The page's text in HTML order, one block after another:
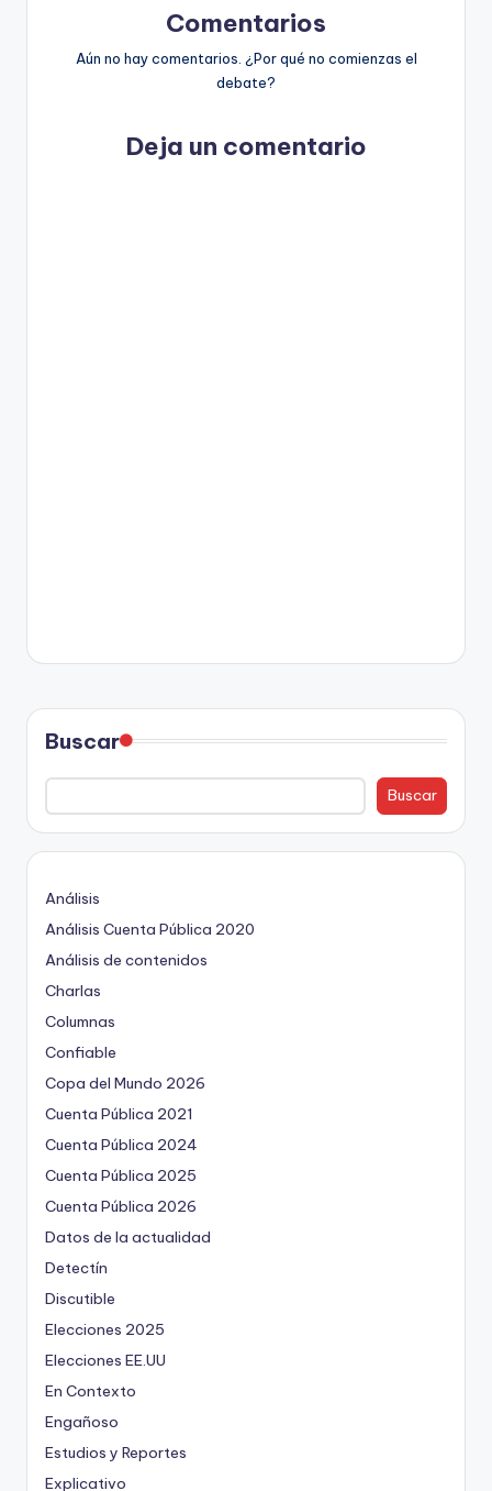
Comentarios
Aún no hay comentarios. ¿Por qué no comienzas el
debate?
Deja un comentario
Buscar
Buscar
Análisis
Análisis Cuenta Pública 2020
Análisis de contenidos
Charlas
Columnas
Confiable
Copa del Mundo 2026
Cuenta Pública 2021
Cuenta Pública 2024
Cuenta Pública 2025
Cuenta Pública 2026
Datos de la actualidad
Detectín
Discutible
Elecciones 2025
Elecciones EE.UU
En Contexto
Engañoso
Estudios y Reportes
Explicativo